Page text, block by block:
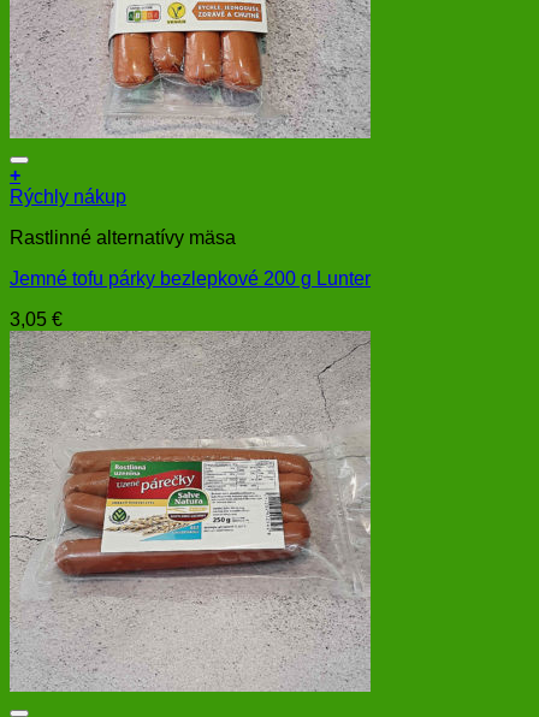
+
Rýchly nákup
Rastlinné alternatívy mäsa
Jemné tofu párky bezlepkové 200 g Lunter
3,05 €